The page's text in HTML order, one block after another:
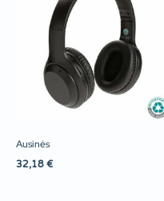
Ausinės
32,18 €